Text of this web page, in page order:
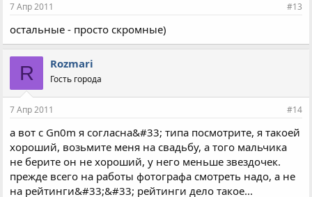
7 Апр 2011 #13
остальные - просто скромные)
R Rozmari
Гость города
7 Апр 2011 #14
а вот с Gn0m я согласна&#33; типа посмотрите, я такоей
хороший, возьмите меня на свадьбу, а того мальчика
не берите он не хороший, у него меньше звездочек.
прежде всего на работы фотографа смотреть надо, а не
на рейтинги&#33;&#33; рейтинги дело такое...